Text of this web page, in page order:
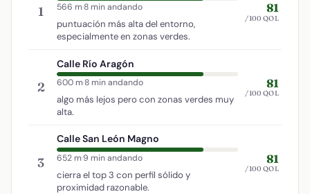
1 566 m·8 min andando
puntuación más alta del entorno,
especialmente en zonas verdes.
81
/100 QOL
2
Calle Río Aragón
600 m·8 min andando
algo más lejos pero con zonas verdes muy
alta.
81
/100 QOL
3
Calle San León Magno
652 m·9 min andando
cierra el top 3 con perfil sólido y
proximidad razonable.
81
/100 QOL